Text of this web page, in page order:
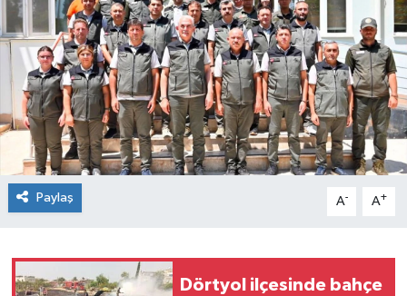
Paylaş A- A+
Dörtyol ilçesinde bahçe